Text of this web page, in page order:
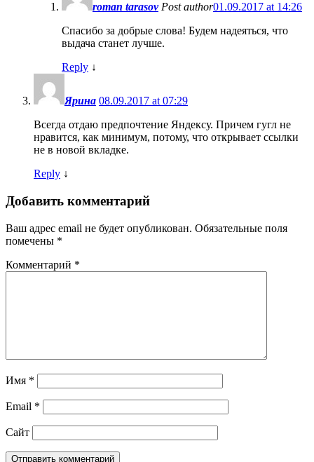
roman tarasov Post author01.09.2017 at 14:26
Спасибо за добрые слова! Будем надеяться, что
выдача станет лучше.
Reply ↓
Ярина 08.09.2017 at 07:29
Всегда отдаю предпочтение Яндексу. Причем гугл не
нравится, как минимум, потому, что открывает ссылки
не в новой вкладке.
Reply ↓
Добавить комментарий
Ваш адрес email не будет опубликован. Обязательные поля
помечены *
Комментарий *
Имя *
Email *
Сайт